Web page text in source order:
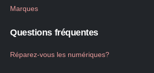
Marques
Questions fréquentes
Réparez-vous les numériques?